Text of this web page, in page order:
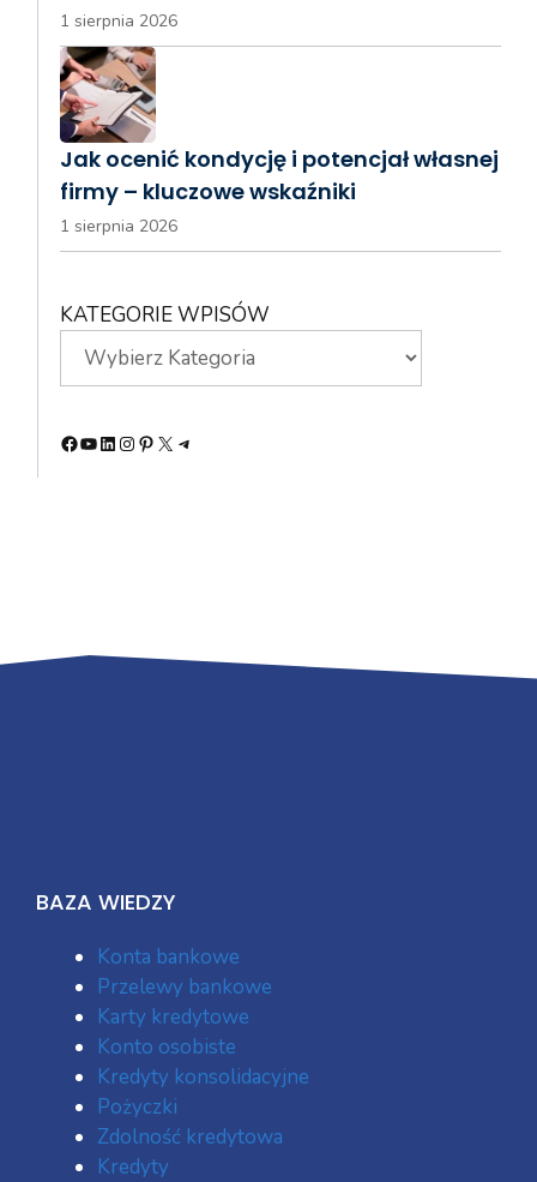
1 sierpnia 2026
Jak ocenić kondycję i potencjał własnej
firmy – kluczowe wskaźniki
1 sierpnia 2026
KATEGORIE WPISÓW
Facebook
YouTube
LinkedIn
Instagram
Pinterest
X Telegram
BAZA WIEDZY
Konta bankowe
Przelewy bankowe
Karty kredytowe
Konto osobiste
Kredyty konsolidacyjne
Pożyczki
Zdolność kredytowa
Kredyty